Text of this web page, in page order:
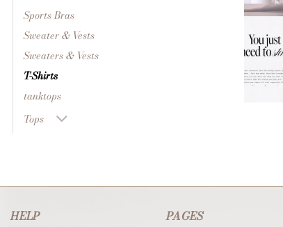
Sports Bras
Sweater & Vests
Sweaters & Vests
T-Shirts
tanktops
Tops
HELP PAGES